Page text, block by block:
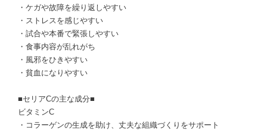
・ケガや故障を繰り返しやすい
・ストレスを感じやすい
・試合や本番で緊張しやすい
・食事内容が乱れがち
・風邪をひきやすい
・貧血になりやすい
■セリアCの主な成分■
ビタミンC
・コラーゲンの生成を助け、丈夫な組織づくりをサポート